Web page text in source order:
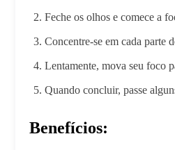
Feche os olhos e comece a
Concentre-se em cada parte
Lentamente, mova seu foco
Quando concluir, passe
Benefícios: